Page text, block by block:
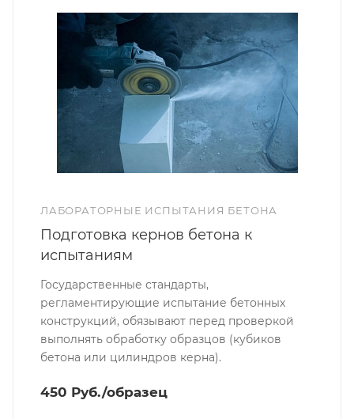
ЛАБОРАТОРНЫЕ ИСПЫТАНИЯ БЕТОНА
Подготовка кернов бетона к
испытаниям
Государственные стандарты,
регламентирующие испытание бетонных
конструкций, обязывают перед проверкой
выполнять обработку образцов (кубиков
бетона или цилиндров керна).
450 Руб./образец